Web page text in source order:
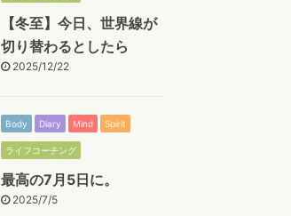
【冬至】今日、世界線が
切り替わるとしたら
2025/12/22
Body Diary Mind Spirit
ライフコーチング
最高の7月5日に。
2025/7/5